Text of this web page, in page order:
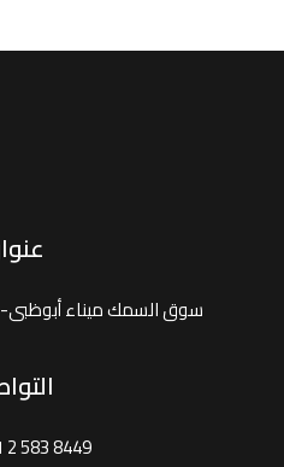
سوق السمك ميناء أبوظبى-
2 583 8449